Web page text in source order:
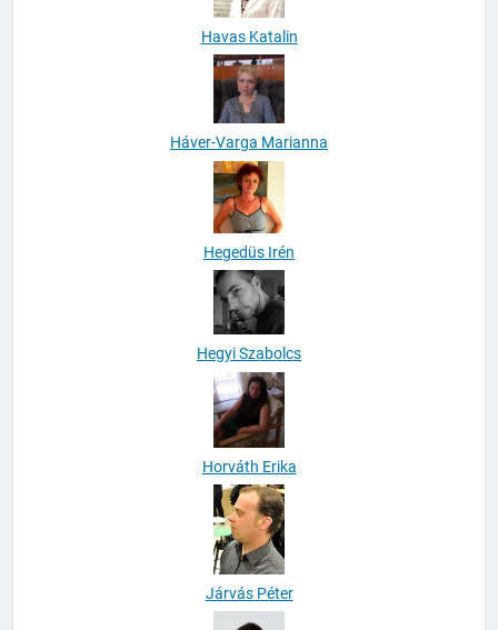
Havas Katalin
Háver-Varga Marianna
Hegedüs Irén
Hegyi Szabolcs
Horváth Erika
Járvás Péter